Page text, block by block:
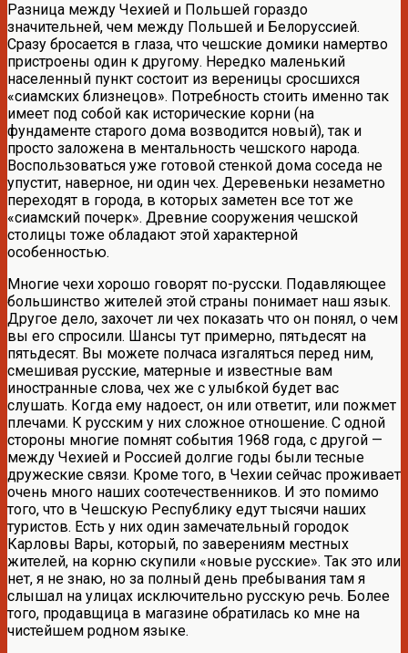
Разница между Чехией и Польшей гораздо
значительней, чем между Польшей и Белоруссией.
Сразу бросается в глаза, что чешские домики намертво
пристроены один к другому. Нередко маленький
населенный пункт состоит из вереницы сросшихся
«сиамских близнецов». Потребность стоить именно так
имеет под собой как исторические корни (на
фундаменте старого дома возводится новый), так и
просто заложена в ментальность чешского народа.
Воспользоваться уже готовой стенкой дома соседа не
упустит, наверное, ни один чех. Деревеньки незаметно
переходят в города, в которых заметен все тот же
«сиамский почерк». Древние сооружения чешской
столицы тоже обладают этой характерной
особенностью.
Многие чехи хорошо говорят по-русски. Подавляющее
большинство жителей этой страны понимает наш язык.
Другое дело, захочет ли чех показать что он понял, о чем
вы его спросили. Шансы тут примерно, пятьдесят на
пятьдесят. Вы можете полчаса изгаляться перед ним,
смешивая русские, матерные и известные вам
иностранные слова, чех же с улыбкой будет вас
слушать. Когда ему надоест, он или ответит, или пожмет
плечами. К русским у них сложное отношение. С одной
стороны многие помнят события 1968 года, с другой —
между Чехией и Россией долгие годы были тесные
дружеские связи. Кроме того, в Чехии сейчас проживает
очень много наших соотечественников. И это помимо
того, что в Чешскую Республику едут тысячи наших
туристов. Есть у них один замечательный городок
Карловы Вары, который, по заверениям местных
жителей, на корню скупили «новые русские». Так это или
нет, я не знаю, но за полный день пребывания там я
слышал на улицах исключительно русскую речь. Более
того, продавщица в магазине обратилась ко мне на
чистейшем родном языке.